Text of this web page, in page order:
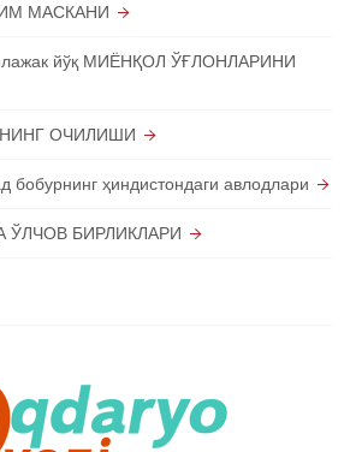
МАСКАНИ
йўқ МИЁНҚОЛ ЎҒЛОНЛАРИНИ
ОЧИЛИШИ
бобурнинг ҳиндистондаги авлодлари
ЎЛЧОВ БИРЛИКЛАРИ